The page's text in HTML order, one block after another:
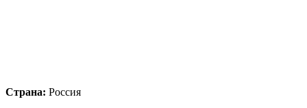
Страна: Россия